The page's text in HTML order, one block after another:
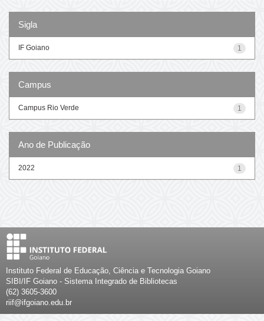
Sigla
1
IF Goiano
Campus
1
Campus Rio Verde
Ano de Publicação
1
2022
Instituto Federal de Educação, Ciência e Tecnologia Goiano
SIBI/IF Goiano - Sistema Integrado de Bibliotecas
(62) 3605-3600
riif@ifgoiano.edu.br